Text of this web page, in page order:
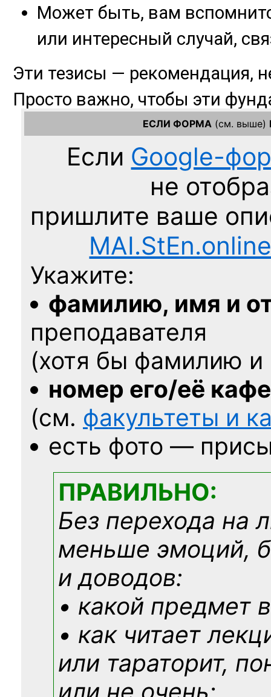
ЕСЛИ ФОРМА (см. выше)
Если Google-
не
пришлите ваше
Укажите:
фамилию, имя и
преподавателя
(хотя бы фамилию
номер его/её
(см. факультеты и
есть фото —
ПРАВИЛЬНО:
Без перехода на
меньше эмоций,
и доводов:
• какой предмет
• как читает
или тараторит,
или не очень;